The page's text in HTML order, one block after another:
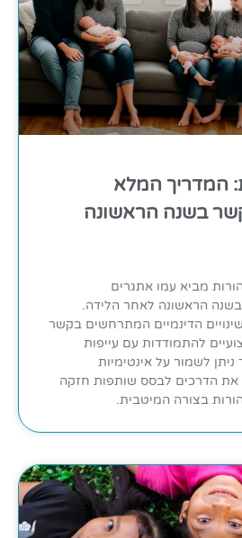
המדריך המלא
בשנה הראשונה
מביא עמו אתגרים
הראשונה לאחר הלידה.
הדינמיים המתרחשים בקשר
להתמודדות עם עייפות
לשמור על אינטימיות
את הדרכים לבסס שותפות חזקה
בצורה המיטבית.